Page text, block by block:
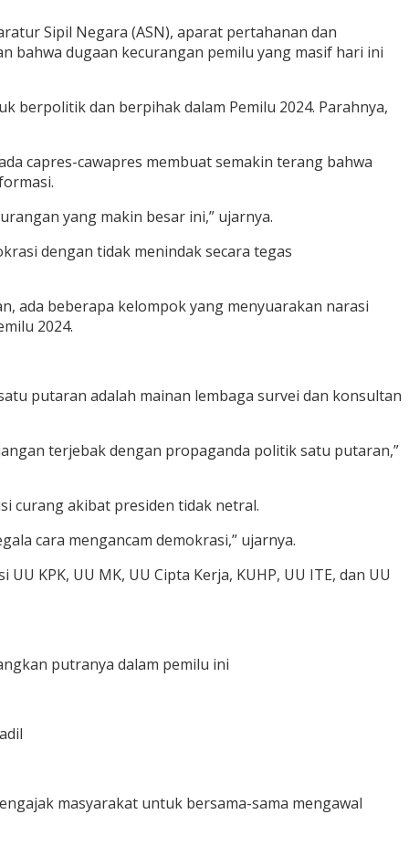
Sipil Negara (ASN), aparat pertahanan dan
bahwa dugaan kecurangan pemilu yang masif hari ini
berpolitik dan berpihak dalam Pemilu 2024. Parahnya,
capres-cawapres membuat semakin terang bahwa
yang makin besar ini,” ujarnya.
dengan tidak menindak secara tegas
ada beberapa kelompok yang menyuarakan narasi
2024.
putaran adalah mainan lembaga survei dan konsultan
terjebak dengan propaganda politik satu putaran,”
curang akibat presiden tidak netral.
cara mengancam demokrasi,” ujarnya.
KPK, UU MK, UU Cipta Kerja, KUHP, UU ITE, dan UU
putranya dalam pemilu ini
masyarakat untuk bersama-sama mengawal